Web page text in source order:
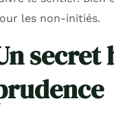
les non-initiés.
secret